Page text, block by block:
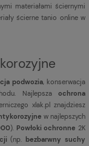
materiałami ściernymi
ścierne tanio online w
podwozia, konserwacja
Najlepsza ochrona
xlak.pl znajdziesz
w najlepszych
). Powłoki ochronne 2K
(np. bezbarwny suchy